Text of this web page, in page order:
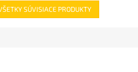
SÚVISIACE PRODUKTY